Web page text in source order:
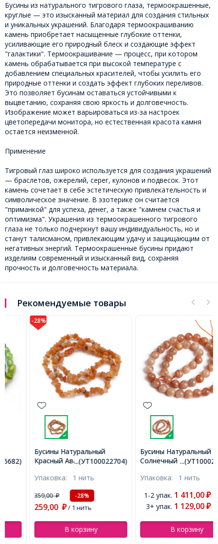
Бусины из натурального тигрового глаза, термоокрашенные,
круглые — это изысканный материал для создания стильных
и уникальных украшений. Благодаря термоокрашиванию
камень приобретает насыщенные глубокие оттенки,
усиливающие его природный блеск и создающие эффект
"галактики". Термоокрашивание — процесс, при котором
камень обрабатывается при высокой температуре с
добавлением специальных красителей, чтобы усилить его
природные оттенки и создать эффект глубоких переливов.
Это позволяет бусинам оставаться устойчивыми к
выцветанию, сохраняя свою яркость и долговечность.
Изображение может варьироваться из-за настроек
цветопередачи монитора, но естественная красота камня
остается неизменной.
Применение
Тигровый глаз широко используется для создания украшений
— браслетов, ожерелий, серег, кулонов и подвесок. Этот
камень сочетает в себе эстетическую привлекательность и
символическое значение. В эзотерике он считается
"приманкой" для успеха, денег, а также "камнем счастья и
оптимизма". Украшения из термоокрашенного тигрового
глаза не только подчеркнут вашу индивидуальность, но и
станут талисманом, привлекающим удачу и защищающим от
негативных энергий. Термоокрашенные бусины придают
изделиям современный и изысканный вид, сохраняя
прочность и долговечность материала.
Рекомендуемые товары
...(УТ100022704)
Бусины Натуральный
Красный Авантюрин
Отверстие 0.4мм, около
88см/нить, (УТ100022704)
Упаковка:1 нить
₽ -28%
₽/ 1 нить
В корзину
...(УТ100022717)
Бусины Натуральный
Солнечный Камень
Отверстие 1мм, около
(УТ100022717)
Упаковка:1 нить
1-2 упак. 1 411,00₽
3+ упак. 1 129,00₽
В корзину